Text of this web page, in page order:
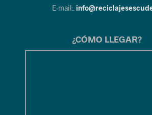
E-mail:.
¿CÓMO LLEGAR?